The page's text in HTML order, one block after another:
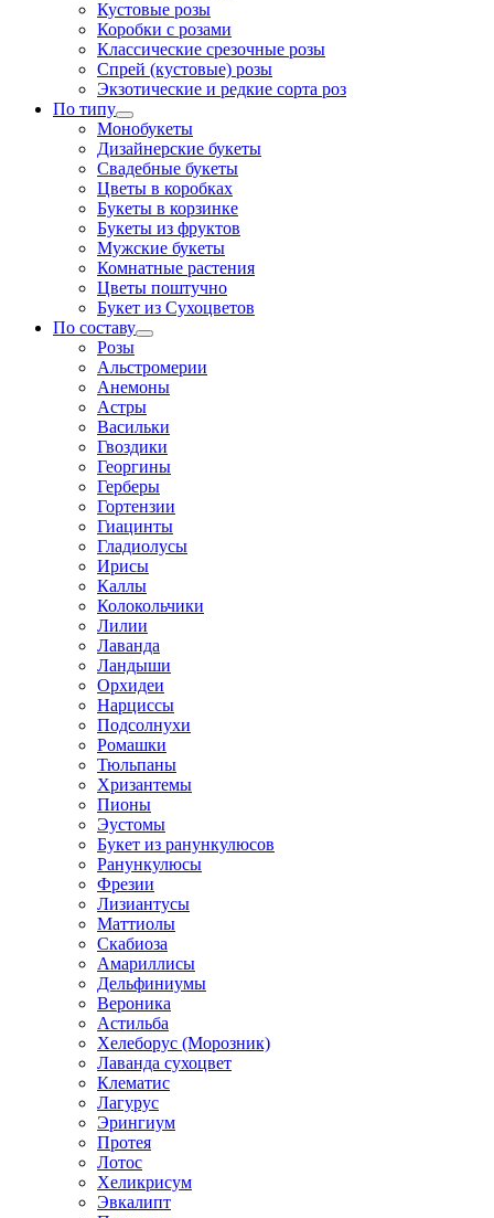
Кустовые розы
Коробки с розами
Классические срезочные розы
Спрей (кустовые) розы
Экзотические и редкие сорта роз
По типу
Монобукеты
Дизайнерские букеты
Свадебные букеты
Цветы в коробках
Букеты в корзинке
Букеты из фруктов
Мужские букеты
Комнатные растения
Цветы поштучно
Букет из Сухоцветов
По составу
Розы
Альстромерии
Анемоны
Астры
Васильки
Гвоздики
Георгины
Герберы
Гортензии
Гиацинты
Гладиолусы
Ирисы
Каллы
Колокольчики
Лилии
Лаванда
Ландыши
Орхидеи
Нарциссы
Подсолнухи
Ромашки
Тюльпаны
Хризантемы
Пионы
Эустомы
Букет из ранункулюсов
Ранункулюсы
Фрезии
Лизиантусы
Маттиолы
Скабиоза
Амариллисы
Дельфиниумы
Вероника
Астильба
Хелеборус (Морозник)
Лаванда сухоцвет
Клематис
Лагурус
Эрингиум
Протея
Лотос
Хеликрисум
Эвкалипт